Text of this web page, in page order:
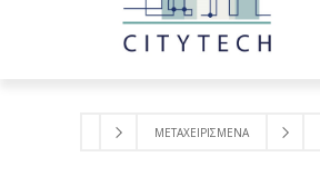
ΜΕΤΑΧΕΙΡΙΣΜΕΝΑ